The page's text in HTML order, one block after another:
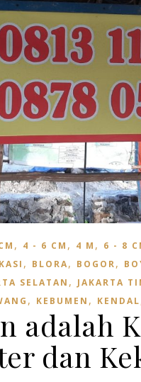
, 4 - 6 CM , 4 M , 6 - 8
, BLORA, BOGOR,
SELATAN , JAKARTA
, KEBUMEN , KENDAL
adalah
dan